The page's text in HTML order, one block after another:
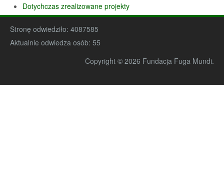
Dotychczas zrealizowane projekty
Stronę odwiedziło: 4087585
Aktualnie odwiedza osób: 55
Copyright © 2026 Fundacja Fuga Mundi.